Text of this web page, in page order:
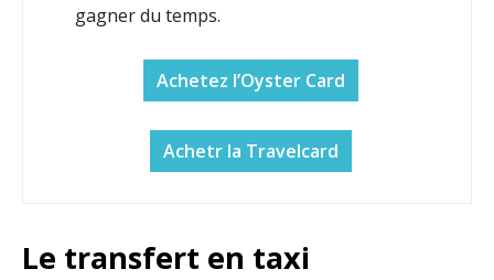
gagner du temps.
Achetez l’Oyster Card
Achetr la Travelcard
Le transfert en taxi